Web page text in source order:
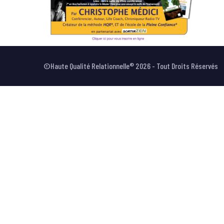
©Haute Qualité Relationnelle® 2026 - Tout Droits Réservés